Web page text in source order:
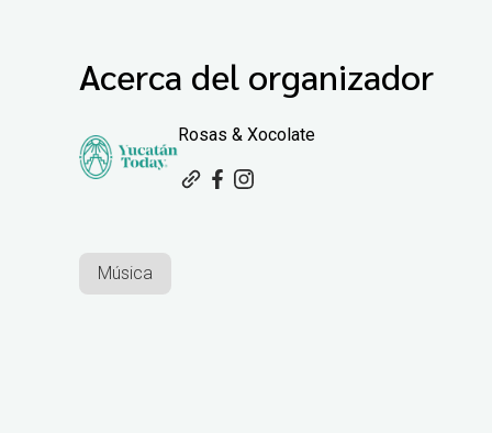
Acerca del organizador
Rosas & Xocolate
Música